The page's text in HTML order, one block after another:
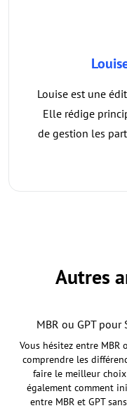
Louise est une
Elle rédige
de gestion les
Autres
MBR ou GPT
Vous hésitez entre MBR
comprendre les
faire le meilleur
également comment
entre MBR et GPT